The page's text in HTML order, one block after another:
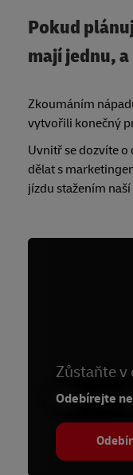
Pokud
mají jednu,
Zkoumáním
vytvořili konečný
Uvnitř se dozvíte
dělat s
jízdu stažením
Zůstaňte v
Odebírejte